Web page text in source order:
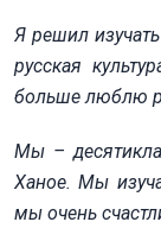
Я решил
русская
больше люблю
Мы –
Ханое. Мы
мы очень